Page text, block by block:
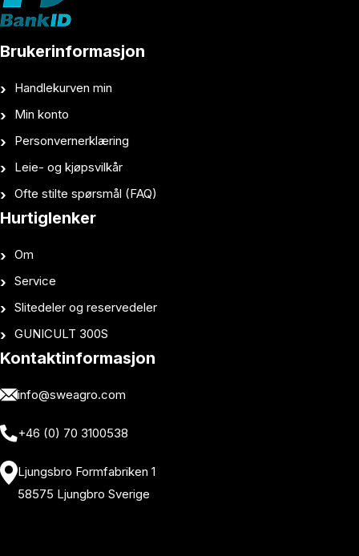
Brukerinformasjon
Handlekurven min
Min konto
Personvernerklæring
Leie- og kjøpsvilkår
Ofte stilte spørsmål (FAQ)
Hurtiglenker
Om
Service
Slitedeler og reservedeler
GUNICULT 300S
Kontaktinformasjon
info@sweagro.com
+46 (0) 70 3100538
Ljungsbro Formfabriken 1
58575 Ljungbro Sverige